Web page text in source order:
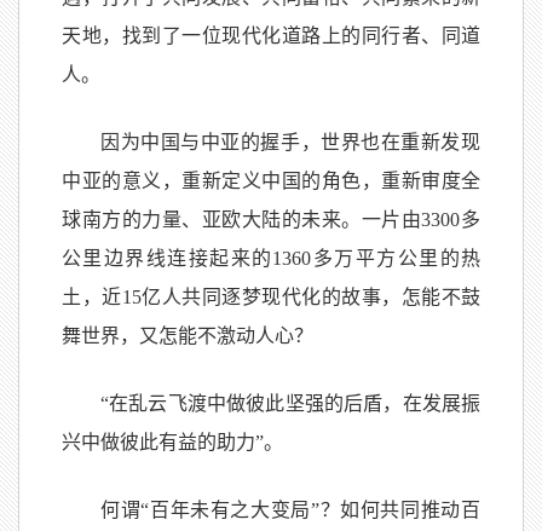
天地，找到了一位现代化道路上的同行者、同道
人。
因为中国与中亚的握手，世界也在重新发现
中亚的意义，重新定义中国的角色，重新审度全
球南方的力量、亚欧大陆的未来。一片由3300多
公里边界线连接起来的1360多万平方公里的热
土，近15亿人共同逐梦现代化的故事，怎能不鼓
舞世界，又怎能不激动人心？
“在乱云飞渡中做彼此坚强的后盾，在发展振
兴中做彼此有益的助力”。
何谓“百年未有之大变局”？如何共同推动百